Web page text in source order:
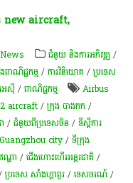
new aircraft,
ជំនួយ និងការអភិវឌ្ឍ /
ពាណិជ្ជកម្ម /ការវិនិយោគ /ប្រទេស
េស៊ី /ពាណិជ្ជកម្ម
Airbus
aircraft /ក្រុង បាងកក /
/ជំនួយពីប្រទេសចិន /ទីស្តីការ
Guangzhou city /ទីក្រុង
ឌា /ជើងហោះហើរអន្តរជាតិ /
ប្រទេស សាំងហ្គាពួរ /ទេសចរណ៍ /